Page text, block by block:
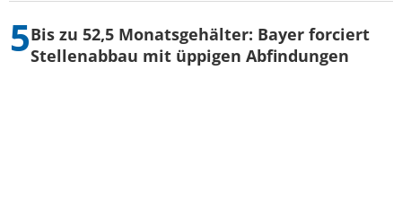
Bis zu 52,5 Monatsgehälter: Bayer forciert
Stellenabbau mit üppigen Abfindungen